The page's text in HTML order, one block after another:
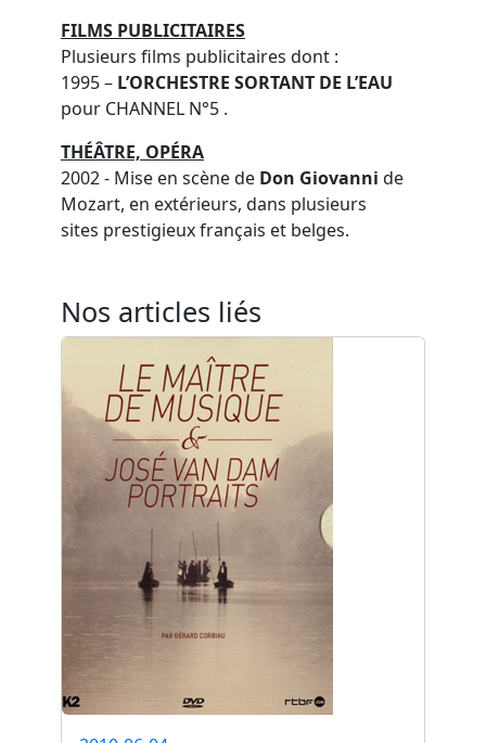
FILMS PUBLICITAIRES
Plusieurs films publicitaires dont :
1995 – L’ORCHESTRE SORTANT DE L’EAU
pour CHANNEL N°5 .
THÉÂTRE, OPÉRA
2002 - Mise en scène de Don Giovanni de
Mozart, en extérieurs, dans plusieurs
sites prestigieux français et belges.
Nos articles liés